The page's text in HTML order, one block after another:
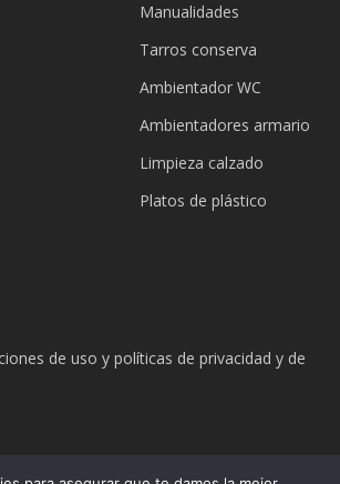
Manualidades
Tarros conserva
Ambientador WC
Ambientadores armario
Limpieza calzado
Platos de plástico
de uso y políticas de privacidad y de